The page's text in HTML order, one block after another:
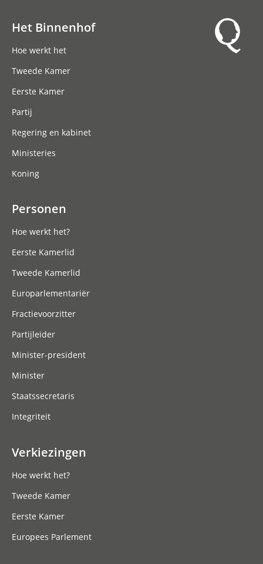
Het Binnenhof
Hoe werkt het
Tweede Kamer
Eerste Kamer
Partij
Regering en kabinet
Ministeries
Koning
Personen
Hoe werkt het?
Eerste Kamerlid
Tweede Kamerlid
Europarlementariër
Fractievoorzitter
Partijleider
Minister-president
Minister
Staatssecretaris
Integriteit
Verkiezingen
Hoe werkt het?
Tweede Kamer
Eerste Kamer
Europees Parlement